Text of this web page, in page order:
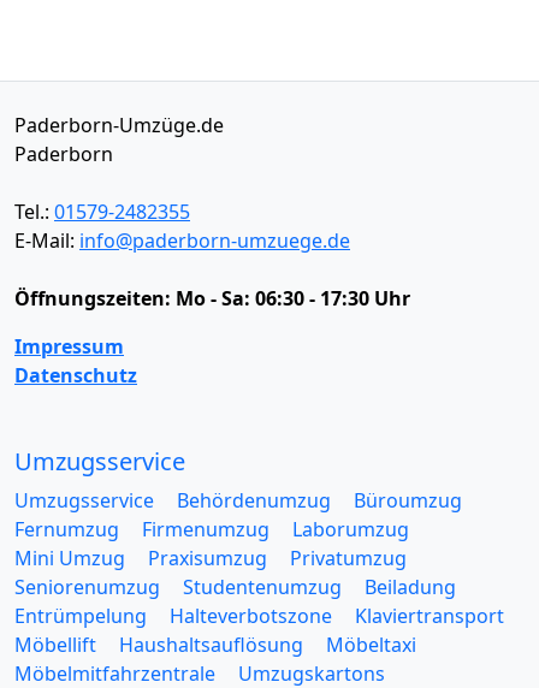
Paderborn-Umzüge.de
Paderborn
Tel.: 01579-2482355
E-Mail: info@paderborn-umzuege.de
Öffnungszeiten: Mo - Sa: 06:30 - 17:30 Uhr
Impressum
Datenschutz
Umzugsservice
Umzugsservice Behördenumzug
Büroumzug
Fernumzug
Firmenumzug
Laborumzug
Mini Umzug
Praxisumzug
Privatumzug
Seniorenumzug
Studentenumzug
Beiladung
Entrümpelung
Halteverbotszone
Klaviertransport
Möbellift
Haushaltsauflösung
Möbeltaxi
Möbelmitfahrzentrale
Umzugskartons